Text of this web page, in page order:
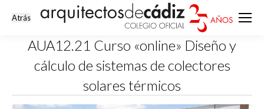
AUA12.21 Curso «online» Diseño y
cálculo de sistemas de colectores
solares térmicos